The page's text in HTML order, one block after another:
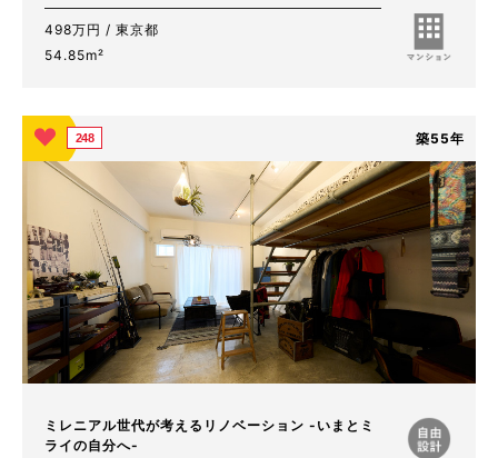
498万円 / 東京都
54.85m²
248 築55年
ミレニアル世代が考えるリノベーション -いまとミ
ライの自分へ-